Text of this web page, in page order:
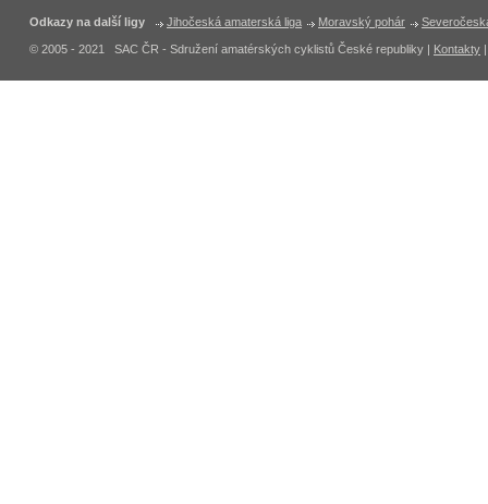
Odkazy na další ligy Jihočeská amaterská liga Moravský pohár
© 2005 - 2021 SAC ČR - Sdružení amatérských cyklistů České republiky | Kontakty